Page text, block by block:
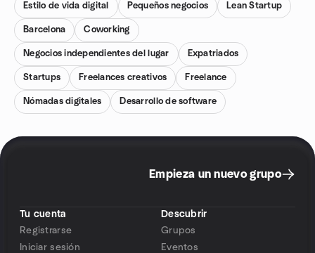
Estilo de vida digital Pequeños negocios Lean Startup
Barcelona Coworking
Negocios independientes del lugar Expatriados
Startups Freelances creativos Freelance
Nómadas digitales Desarrollo de software
Empieza un nuevo grupo
Tu cuenta
Registrarse
Iniciar sesión
Descubrir
Grupos
Eventos